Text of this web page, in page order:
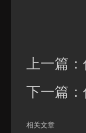
上一篇：
下一篇：
相关文章